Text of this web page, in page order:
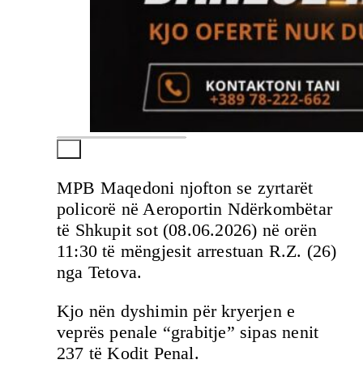
MPB Maqedoni njofton se zyrtarët
policorë në Aeroportin Ndërkombëtar
të Shkupit sot (08.06.2026) në orën
11:30 të mëngjesit arrestuan R.Z. (26)
nga Tetova.
Kjo nën dyshimin për kryerjen e
veprës penale “grabitje” sipas nenit
237 të Kodit Penal.